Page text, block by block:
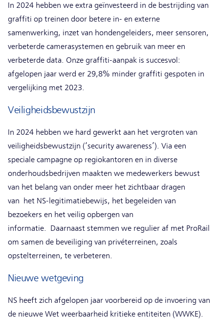
In 2024 hebben we extra geïnvesteerd in de bestrijding van
graffiti op treinen door betere in- en externe
samenwerking, inzet van hondengeleiders, meer sensoren,
verbeterde camerasystemen en gebruik van meer en
verbeterde data. Onze graffiti-aanpak is succesvol:
afgelopen jaar werd er 29,8% minder graffiti gespoten in
vergelijking met 2023.
Veiligheidsbewustzijn
In 2024 hebben we hard gewerkt aan het vergroten van
veiligheidsbewustzijn (‘security awareness’). Via een
speciale campagne op regiokantoren en in diverse
onderhoudsbedrijven maakten we medewerkers bewust
van het belang van onder meer het zichtbaar dragen
van het NS-legitimatiebewijs, het begeleiden van
bezoekers en het veilig opbergen van
informatie. Daarnaast stemmen we regulier af met ProRail
om samen de beveiliging van privéterreinen, zoals
opstelterreinen, te verbeteren.
Nieuwe wetgeving
NS heeft zich afgelopen jaar voorbereid op de invoering van
de nieuwe Wet weerbaarheid kritieke entiteiten (WWKE).